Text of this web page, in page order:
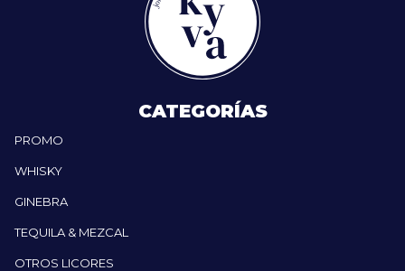
CATEGORÍAS
PROMO
WHISKY
GINEBRA
TEQUILA & MEZCAL
OTROS LICORES